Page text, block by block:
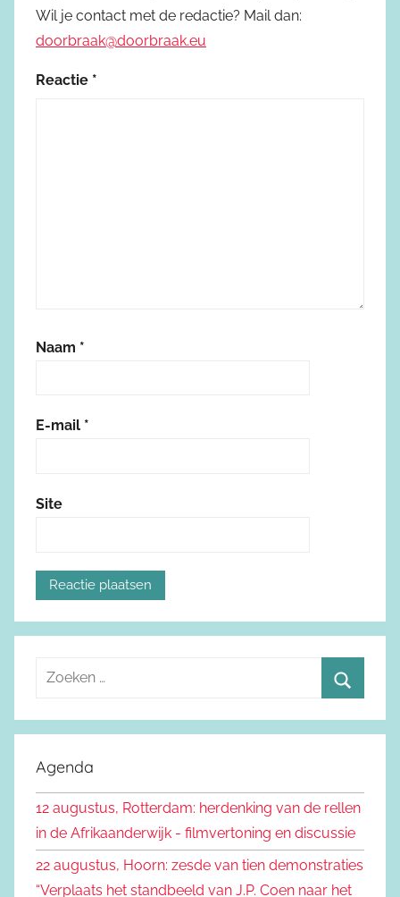
Wil je contact met de redactie? Mail dan:
doorbraak@doorbraak.eu
Reactie *
Naam *
E-mail *
Site
e
e
n
a
o
e
n
Agenda
12 augustus, Rotterdam: herdenking van de rellen
in de Afrikaanderwijk - filmvertoning en discussie
22 augustus, Hoorn: zesde van tien demonstraties
“Verplaats het standbeeld van J.P. Coen naar het